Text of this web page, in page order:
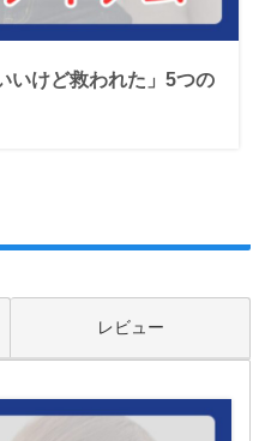
いけど救われた」5つの
レビュー